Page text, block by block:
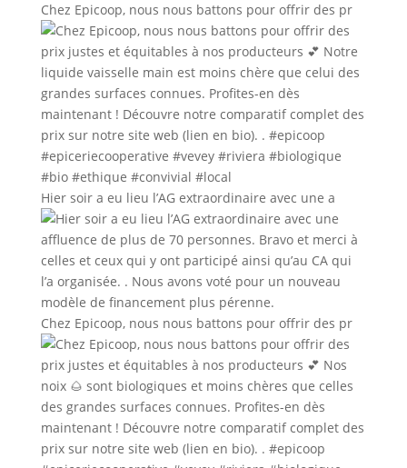
Chez Epicoop, nous nous battons pour offrir des pr
Hier soir a eu lieu l’AG extraordinaire avec une a
Chez Epicoop, nous nous battons pour offrir des pr